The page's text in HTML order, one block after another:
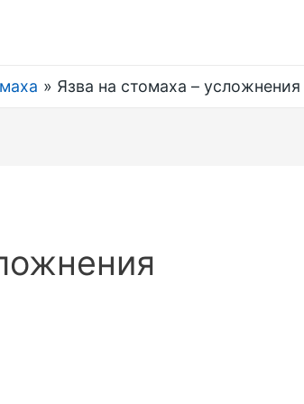
Язва на стомаха – усложнения